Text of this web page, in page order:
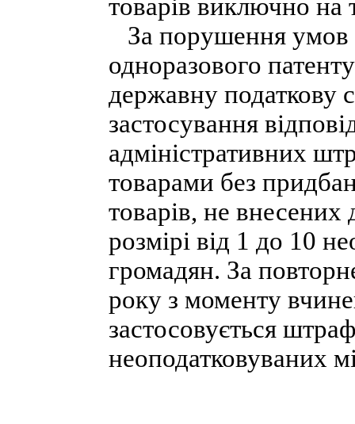
товарів виключно на
За порушення умов
одноразового
державну податкову
застосування
адміністративних
товарами без
товарів, не
розмірі від 1 до 10
громадян. За
року з моменту
застосовується
неоподатковуваних